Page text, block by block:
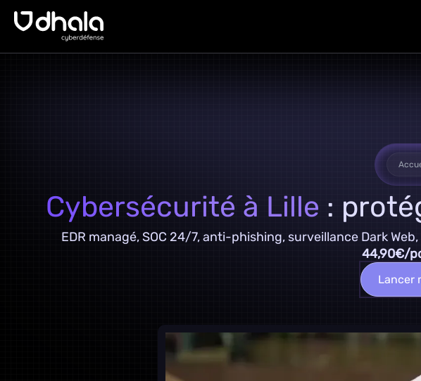
Cybersécurité à Lille :
EDR managé, SOC 24/7, anti-phishing, surveillance Dark
44,90€/
Lancer